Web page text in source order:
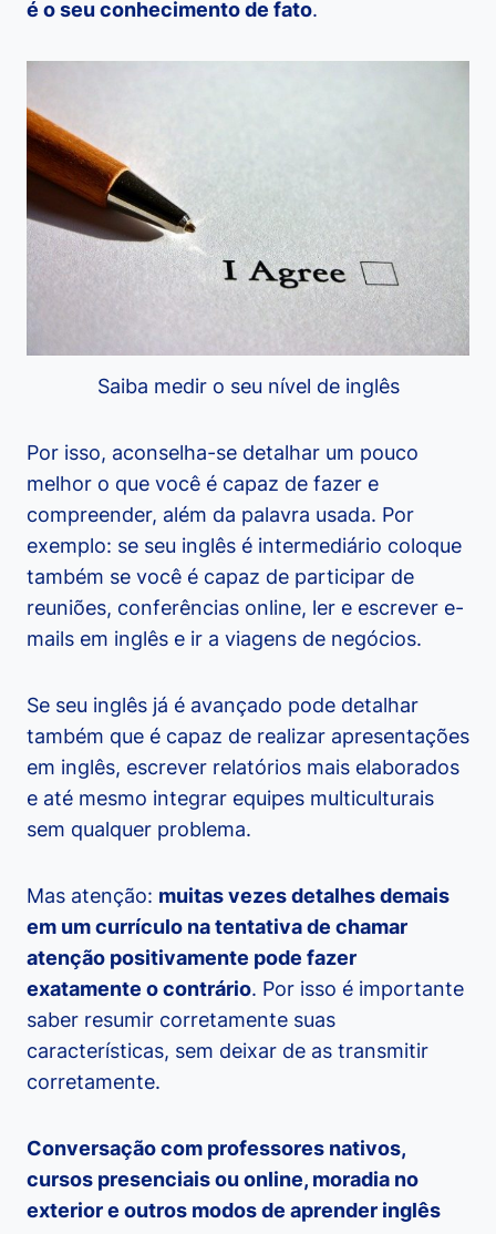
é o seu conhecimento de fato.
Saiba medir o seu nível de inglês
Por isso, aconselha-se detalhar um pouco
melhor o que você é capaz de fazer e
compreender, além da palavra usada. Por
exemplo: se seu inglês é intermediário coloque
também se você é capaz de participar de
reuniões, conferências online, ler e escrever e-
mails em inglês e ir a viagens de negócios.
Se seu inglês já é avançado pode detalhar
também que é capaz de realizar apresentações
em inglês, escrever relatórios mais elaborados
e até mesmo integrar equipes multiculturais
sem qualquer problema.
Mas atenção: muitas vezes detalhes demais
em um currículo na tentativa de chamar
atenção positivamente pode fazer
exatamente o contrário. Por isso é importante
saber resumir corretamente suas
características, sem deixar de as transmitir
corretamente.
Conversação com professores nativos,
cursos presenciais ou online, moradia no
exterior e outros modos de aprender inglês